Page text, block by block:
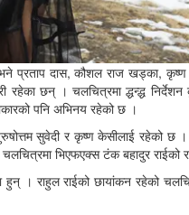
प्रताप दास, कौशल राज खड्का, कृष्ण
रहेका छन् । चलचित्रमा द्धन्द्ध
पनि अभिनय रहेको छ ।
सुवेदी र कृष्ण केसीलाई रहेको छ ।
भिएफएक्स टंक बहादुर राईको
हुन् । राहुल राईको छायांकन रहेको